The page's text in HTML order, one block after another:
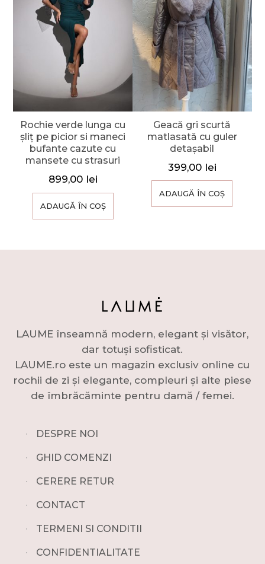
Rochie verde lunga cu
șliț pe picior si maneci
bufante cazute cu
mansete cu strasuri
899,00 lei
ADAUGĂ ÎN COȘ
Geacă gri scurtă
matlasată cu guler
detașabil
399,00 lei
ADAUGĂ ÎN COȘ
LAUME înseamnă modern, elegant și visător,
dar totuși sofisticat.
LAUME.ro este un magazin exclusiv online cu
rochii de zi și elegante, compleuri și alte piese
de îmbrăcăminte pentru damă / femei.
∙ DESPRE NOI
∙ GHID COMENZI
∙ CERERE RETUR
∙ CONTACT
∙ TERMENI SI CONDITII
∙ CONFIDENTIALITATE